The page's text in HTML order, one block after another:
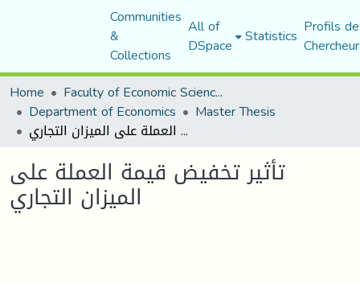
Communities
&
Collections
All of
DSpace Statistics Profils
Home
Faculty of Economic Sciences, Commerce and Management Sciences
Department of Economics Master Thesis
تأثير تخفيض قيمة العملة على الميزان التجاري
تأثير تخفيض قيمة العملة على
الميزان التجاري